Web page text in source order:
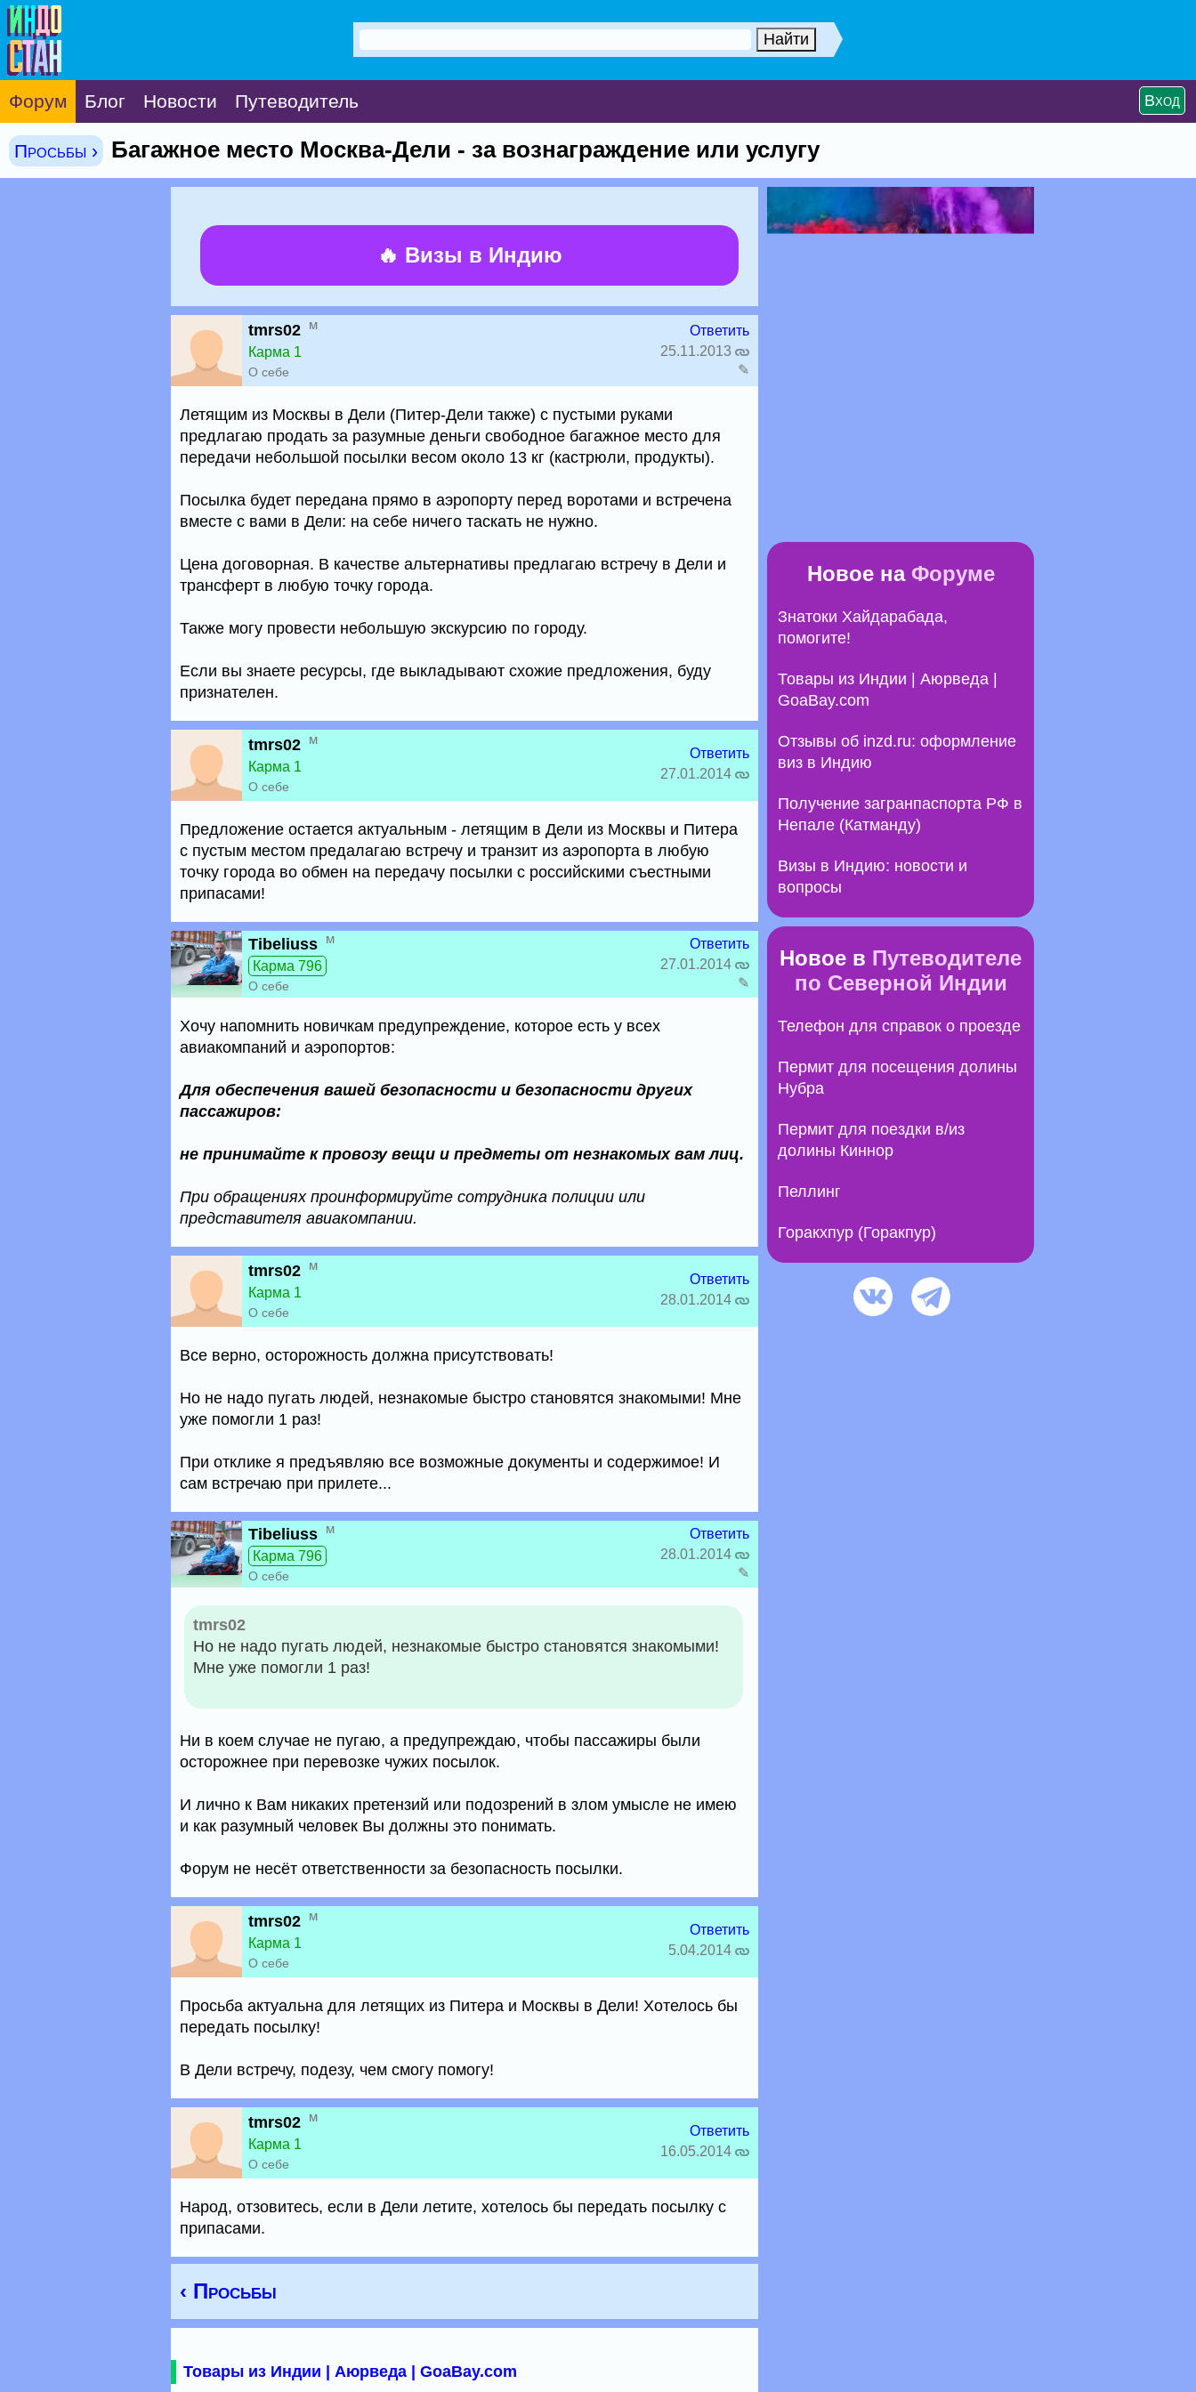
Форум Блог Новости Путеводитель Вход
Просьбы › Багажное место Москва-Дели - за вознаграждение или услугу
🔥 Визы в Индию
tmrs02 м
Карма 1
О себе
Ответить
25.11.2013
✎
Летящим из Москвы в Дели (Питер-Дели также) с пустыми руками
предлагаю продать за разумные деньги свободное багажное место для
передачи небольшой посылки весом около 13 кг (кастрюли, продукты).
Посылка будет передана прямо в аэропорту перед воротами и встречена
вместе с вами в Дели: на себе ничего таскать не нужно.
Цена договорная. В качестве альтернативы предлагаю встречу в Дели и
трансферт в любую точку города.
Также могу провести небольшую экскурсию по городу.
Если вы знаете ресурсы, где выкладывают схожие предложения, буду
признателен.
tmrs02 м
Карма 1
О себе
Ответить
27.01.2014
Предложение остается актуальным - летящим в Дели из Москвы и Питера
с пустым местом предалагаю встречу и транзит из аэропорта в любую
точку города во обмен на передачу посылки с российскими съестными
припасами!
Tibeliuss м
Карма 796
О себе
Ответить
27.01.2014
✎
Хочу напомнить новичкам предупреждение, которое есть у всех
авиакомпаний и аэропортов:
Для обеспечения вашей безопасности и безопасности других
пассажиров:
не принимайте к провозу вещи и предметы от незнакомых вам лиц.
При обращениях проинформируйте сотрудника полиции или
представителя авиакомпании.
tmrs02 м
Карма 1
О себе
Ответить
28.01.2014
Все верно, осторожность должна присутствовать!
Но не надо пугать людей, незнакомые быстро становятся знакомыми! Мне
уже помогли 1 раз!
При отклике я предъявляю все возможные документы и содержимое! И
сам встречаю при прилете...
Tibeliuss м
Карма 796
О себе
Ответить
28.01.2014
✎
tmrs02
Но не надо пугать людей, незнакомые быстро становятся знакомыми!
Мне уже помогли 1 раз!
Ни в коем случае не пугаю, а предупреждаю, чтобы пассажиры были
осторожнее при перевозке чужих посылок.
И лично к Вам никаких претензий или подозрений в злом умысле не имею
и как разумный человек Вы должны это понимать.
Форум не несёт ответственности за безопасность посылки.
tmrs02 м
Карма 1
О себе
Ответить
5.04.2014
Просьба актуальна для летящих из Питера и Москвы в Дели! Хотелось бы
передать посылку!
В Дели встречу, подезу, чем смогу помогу!
tmrs02 м
Карма 1
О себе
Ответить
16.05.2014
Народ, отзовитесь, если в Дели летите, хотелось бы передать посылку с
припасами.
‹ Просьбы
Товары из Индии | Аюрведа | GoaBay.com
Новое на Форуме
Знатоки Хайдарабада,
помогите!
Товары из Индии | Аюрведа |
GoaBay.com
Отзывы об inzd.ru: оформление
виз в Индию
Получение загранпаспорта РФ в
Непале (Катманду)
Визы в Индию: новости и
вопросы
Новое в Путеводителе
по Северной Индии
Телефон для справок о проезде
Пермит для посещения долины
Нубра
Пермит для поездки в/из
долины Киннор
Пеллинг
Горакхпур (Горакпур)